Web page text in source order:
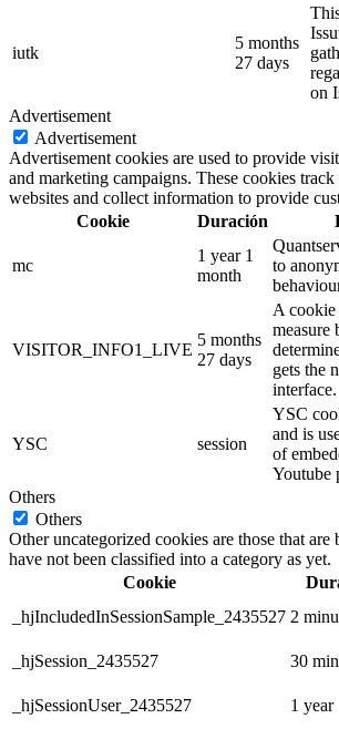
iutk
5 months
27 days
on
Advertisement
Advertisement
Advertisement cookies are used to provide
and marketing campaigns. These cookies track
websites and collect information to provide
Cookie
Duración
mc
1 year 1
month
to
VISITOR_INFO1_LIVE
5 months
27 days
A cookie
measure
gets the
interface.
YSC session
YSC
and is
of
Youtube
Others
Others
Other uncategorized cookies are those that are
have not been classified into a category as yet.
Cookie
_hjIncludedInSessionSample_2435527 2
_hjSession_2435527
30
_hjSessionUser_2435527
1 year